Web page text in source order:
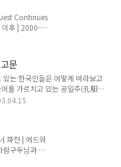
Continues
이후 | 2000-
오래 붙잡
륭하다. 때문
분이 지금 내
배에게 말했
떻게 번역을
이유를 알겠
..
문
는 한국인들은 어떻게 바라보고
를 가르치고 있는 공일주(孔馹柱
이라크전쟁에 대해 들어봤다. 공
있다.공교수는 먼저 "가슴이 아프
것을 생각하면 마음이 너무 아프
죄가 있습니까."'아랍문화의 이
는 공교수는 이번 전쟁을 '아랍의
전쟁 이..
파전 | 에드워
람구두님과 엘
려 다시 읽어